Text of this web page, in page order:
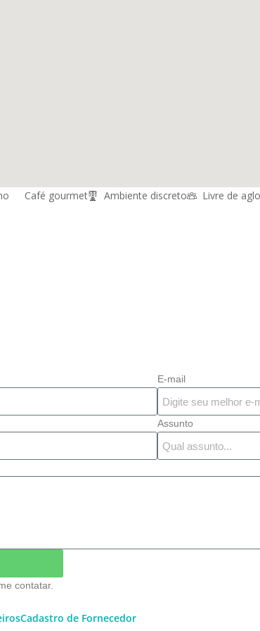
Café gourmet Ambiente discreto Livre de
E-mail
Assunto
contatar.
Cadastro de Fornecedor​